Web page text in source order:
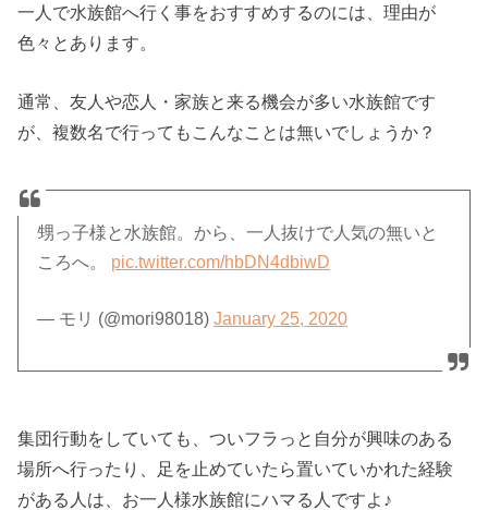
一人で水族館へ行く事をおすすめするのには、理由が
色々とあります。
通常、友人や恋人・家族と来る機会が多い水族館です
が、複数名で行ってもこんなことは無いでしょうか？
甥っ子様と水族館。から、一人抜けで人気の無いと
ころへ。 pic.twitter.com/hbDN4dbiwD
— モリ (@mori98018)January 25, 2020
集団行動をしていても、ついフラっと自分が興味のある
場所へ行ったり、足を止めていたら置いていかれた経験
がある人は、お一人様水族館にハマる人ですよ♪